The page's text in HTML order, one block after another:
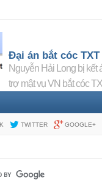
Đại án bắt cóc TXT
Nguyễn Hải Long bị kết
trợ mật vụ VN bắt cóc
TWITTER GOOGLE+